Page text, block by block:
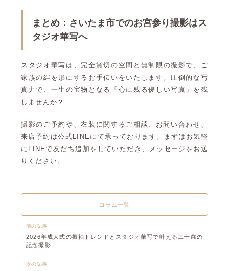
まとめ：さいたま市でのお宮参り撮影はス
タジオ華写へ
スタジオ華写は、完全貸切の空間と無制限の撮影で、ご
家族の絆を形にするお手伝いをいたします。圧倒的な写
真力で、一生の宝物となる「心に残る優しい写真」を残
しませんか？
撮影のご予約や、衣装に関するご相談、お問い合わせ、
来店予約は公式LINEにて承っております。まずはお気軽
にLINEで友だち追加をしていただき、メッセージをお送
りください。
前の記事
2026年成人式の振袖トレンドとスタジオ華写で叶える二十歳の
記念撮影
コラム一覧
次の記事